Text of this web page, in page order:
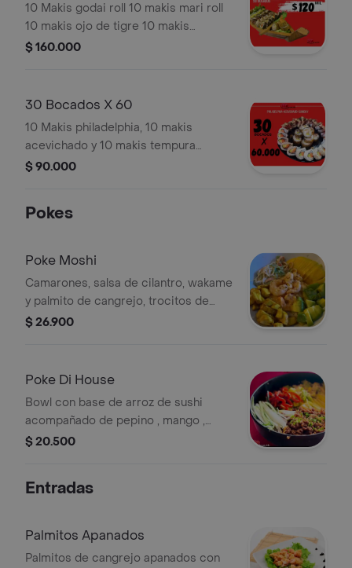
10 Makis godai roll 10 makis mari roll
10 makis ojo de tigre 10 makis
tempura banzai 10 makis tempura
$ 160.000
30 Bocados X 60
10 Makis philadelphia, 10 makis
acevichado y 10 makis tempura
sumiday.(total 30 makis).
$ 90.000
Pokes
Poke Moshi
Camarones, salsa de cilantro, wakame
y palmito de cangrejo, trocitos de
plátano maduro, mago y masago,
$ 26.900
Poke Di House
Bowl con base de arroz de sushi
acompañado de pepino , mango ,
aguacate , pimentón asado, lomo de
$ 20.500
Entradas
Palmitos Apanados
Palmitos de cangrejo apanados con